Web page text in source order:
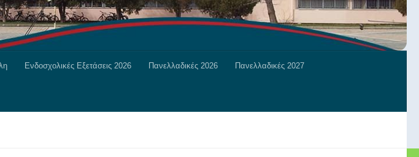
Ενδοσχολικές Εξετάσεις 2026 Πανελλαδικές 2026 Πανελλαδικές 2027